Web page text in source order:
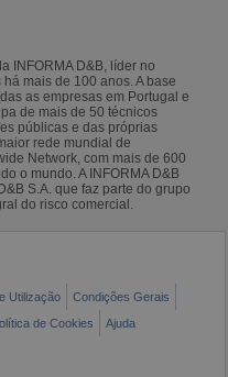
INFORMA D&B, líder no
mais de 100 anos. A base
as empresas em Portugal e
de mais de 50 técnicos
públicas e das próprias
rede mundial de
Network, com mais de 600
o mundo. A INFORMA D&B
S.A. que faz parte do grupo
do risco comercial.
Utilização
Condições Gerais
de Cookies Ajuda